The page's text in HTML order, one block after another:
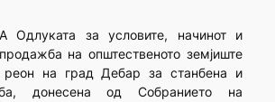
за условите, начинот и
на општественото земјиште
реон на град Дебар за станбена и
донесена од Собранието на